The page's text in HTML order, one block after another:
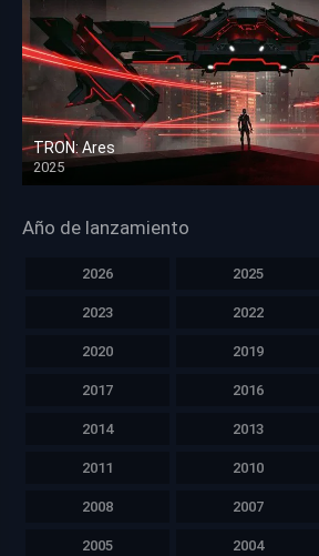
TRON: Ares
2025
HD 1080p
Año de lanzamiento
2026 2025
2023 2022
2020 2019
2017 2016
2014 2013
2011 2010
2008 2007
2005 2004